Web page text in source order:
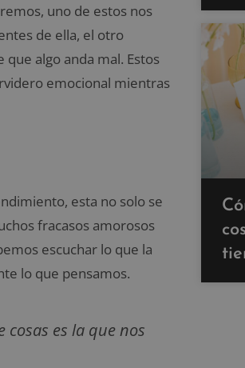
uno de estos nos
de ella, el otro
algo anda mal. Estos
emocional mientras
esta no solo se
fracasos amorosos
escuchar lo que la
lo que pensamos.
es la que nos